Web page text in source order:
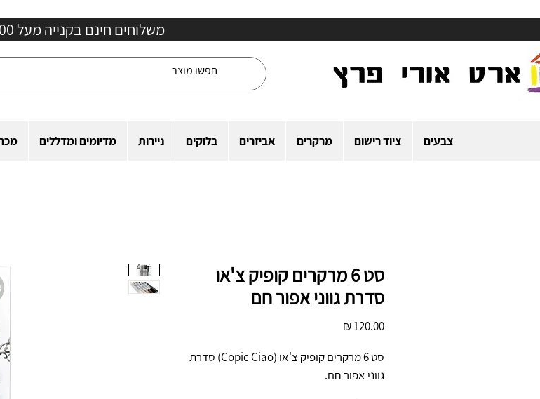
משלוחים חינם בקנייה מעל 400 ש"ח
צבעים ציוד רישום מרקרים אביזרים בלוקים ניירות מדיומים ומדללים
סט 6 מרקרים קופיק צ'או
סדרת גווני אפור חם
סט 6 מרקרים קופיק צ'או (Copic Ciao) סדרת
גווני אפור חם.